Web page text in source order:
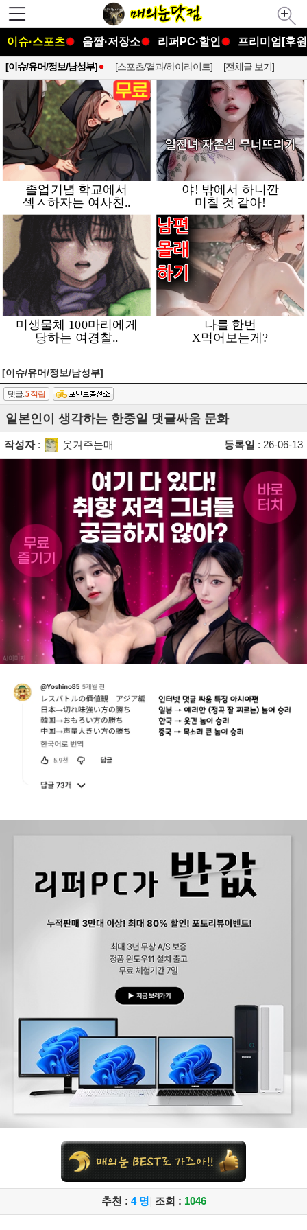
이슈·스포츠 움짤·저장소 리퍼PC·할인 프리미엄[후
[이슈/유머/정보/남성부] [스포츠/결과/하이라이트] [전체글 보기]
[이슈/유머/정보/남성부]
댓글:5적립
일본인이 생각하는 한중일 댓글싸움 문화
작성자: 웃겨주는매 등록일 : 26-06-13
추천 : 4 명 조회 : 1046